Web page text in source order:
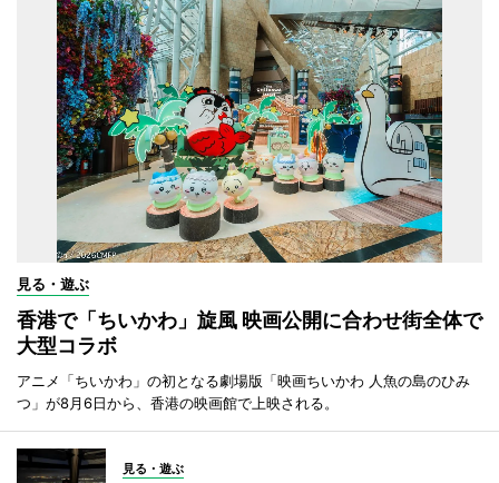
見る・遊ぶ
香港で「ちいかわ」旋風 映画公開に合わせ街全体で
大型コラボ
アニメ「ちいかわ」の初となる劇場版「映画ちいかわ 人魚の島のひみ
つ」が8月6日から、香港の映画館で上映される。
見る・遊ぶ